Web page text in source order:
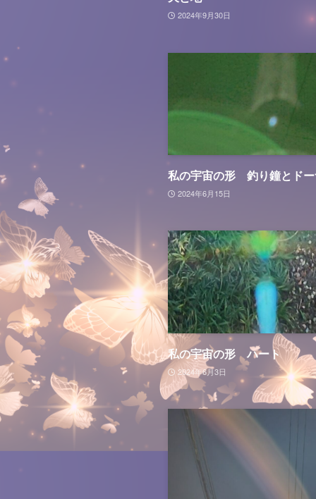
2024年9月30日
私の宇宙の形 釣り鐘とド
2024年6月15日
私の宇宙の形 ハート
2024年6月3日